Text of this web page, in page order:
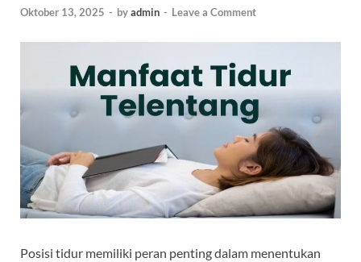
Oktober 13, 2025 - byadmin - Leave a Comment
Posisi tidur memiliki peran penting dalam menentukan